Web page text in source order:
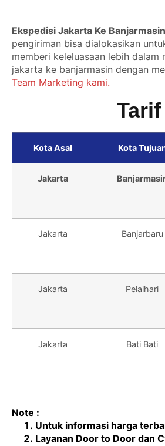
Ekspedisi Jakarta Ke
pengiriman bisa dialokasikan
memberi keleluasaan lebih
jakarta ke banjarmasin dengan
Team Marketing kami.
Kota Asal Kota
Jakarta
Jakarta Banjarbaru
Jakarta Pelaihari
Jakarta Bati Bati
Note :
Untuk informasi harga
Layanan Door to Door dan